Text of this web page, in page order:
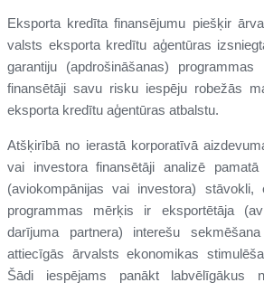
Eksporta kredīta finansējumu piešķir
valsts eksporta kredītu aģentūras
garantiju (apdrošināšanas)
finansētāji savu risku iespēju robežās
eksporta kredītu aģentūras atbalstu.
Atšķirībā no ierastā korporatīvā
vai investora finansētāji analizē
(aviokompānijas vai investora) stāvokli,
programmas mērķis ir eksportētāja
darījuma partnera) interešu
attiecīgās ārvalsts ekonomikas
Šādi iespējams panākt labvēlīgākus